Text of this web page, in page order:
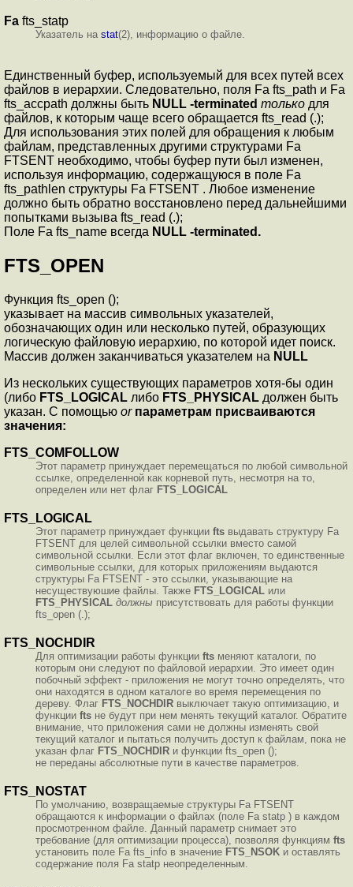
Fa fts_statp
Указатель на stat(2), информацию о файле.
Единственный буфер, используемый для всех путей всех
файлов в иерархии. Следовательно, поля Fa fts_path и Fa
fts_accpath должны быть NULL -terminated только для
файлов, к которым чаще всего обращается fts_read (.);
Для использования этих полей для обращения к любым
файлам, представленных другими структурами Fa
FTSENT необходимо, чтобы буфер пути был изменен,
используя информацию, содержащуюся в поле Fa
fts_pathlen структуры Fa FTSENT . Любое изменение
должно быть обратно восстановлено перед дальнейшими
попытками вызыва fts_read (.);
Поле Fa fts_name всегда NULL -terminated.
FTS_OPEN
Функция fts_open ();
указывает на массив символьных указателей,
обозначающих один или несколько путей, образующих
логическую файловую иерархию, по которой идет поиск.
Массив должен заканчиваться указателем на NULL
Из нескольких существующих параметров хотя-бы один
(либо FTS_LOGICAL либо FTS_PHYSICAL должен быть
указан. С помощью or параметрам присваиваются
значения:
FTS_COMFOLLOW
Этот параметр принуждает перемещаться по любой символьной
ссылке, определенной как корневой путь, несмотря на то,
определен или нет флаг FTS_LOGICAL
FTS_LOGICAL
Этот параметр принуждает функции fts выдавать структуру Fa
FTSENT для целей символьной ссылки вместо самой
символьной ссылки. Если этот флаг включен, то единственные
символьные ссылки, для которых приложениям выдаются
структуры Fa FTSENT - это ссылки, указывающие на
несуществуюшие файлы. Также FTS_LOGICAL или
FTS_PHYSICAL должны присутствовать для работы функции
fts_open (.);
FTS_NOCHDIR
Для оптимизации работы функции fts меняют каталоги, по
которым они следуют по файловой иерархии. Это имеет один
побочный эффект - приложения не могут точно определять, что
они находятся в одном каталоге во время перемещения по
дереву. Флаг FTS_NOCHDIR выключает такую оптимизацию, и
функции fts не будут при нем менять текущий каталог. Обратите
внимание, что приложения сами не должны изменять свой
текущий каталог и пытаться получить доступ к файлам, пока не
указан флаг FTS_NOCHDIR и функции fts_open ();
не переданы абсолютные пути в качестве параметров.
FTS_NOSTAT
По умолчанию, возвращаемые структуры Fa FTSENT
обращаются к информации о файлах (поле Fa statp ) в каждом
просмотренном файле. Данный параметр снимает это
требование (для оптимизации процесса), позволяя функциям fts
установить поле Fa fts_info в значение FTS_NSOK и оставлять
содержание поля Fa statp неопределенным.